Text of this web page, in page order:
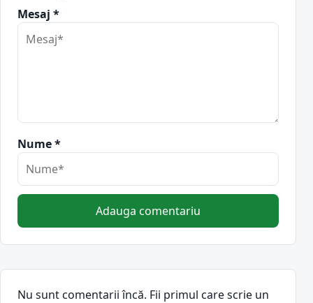
Mesaj *
Nume *
Adauga comentariu
Nu sunt comentarii încă. Fii primul care scrie un